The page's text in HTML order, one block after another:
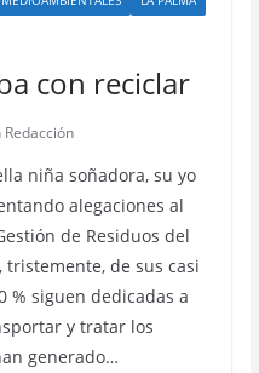
con reciclar
Redacción
niña soñadora, su yo
alegaciones al
de Residuos del
tristemente, de sus casi
% siguen dedicadas a
y tratar los
generado…